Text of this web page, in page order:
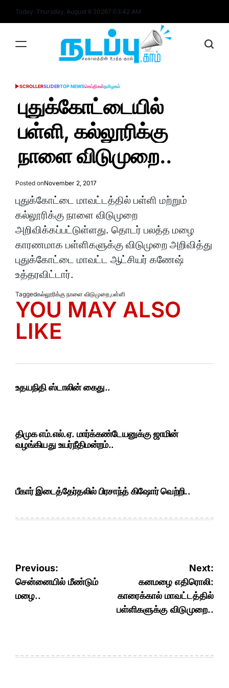
Today: Thursday, August 6 20267:03:42 AM
POSTED
SCROLLERSLIDERTOP NEWSசெய்திகள்தமிழகம்
புதுக்கோட்டையில்
பள்ளி, கல்லூரிக்கு
நாளை விடுமுறை..
Posted onNovember 2, 2017
புதுக்கோட்டை மாவட்டத்தில் பள்ளி மற்றும்
கல்லூரிக்கு நாளை விடுமுறை
அறிவிக்கப்பட்டுள்ளது. தொடர் பலத்த மழை
காரணமாக பள்ளிகளுக்கு விடுமுறை அறிவித்து
புதுக்கோட்டை மாவட்ட ஆட்சியர் கணேஷ்
உத்தரவிட்டார்.
Taggedகல்லூரிக்கு நாளை விடுமுறை,பள்ளி
YOU MAY ALSO
LIKE
உதயநிதி ஸ்டாலின் கைது..
திமுக எம்.எல்.ஏ. மார்க்கண்டேயனுக்கு ஜாமின்
வழங்கியது உயர்நீதிமன்றம்..
பீகார் இடைத்தேர்தலில் பிரசாந்த் கிஷோர் வெற்றி..
Post
navigation
Previous:
சென்னையில் மீண்டும்
மழை..
Next:
கனமழை எதிரொலி:
காரைக்கால் மாவட்டத்தில்
பள்ளிகளுக்கு விடுமுறை..